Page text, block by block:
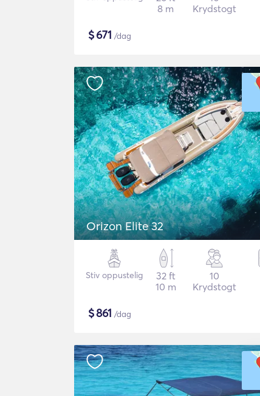
8 m
Krydstogt
$671 /dag
Orizon Elite 32
Stiv oppustelig
32 ft
10 m
10
Krydstogt
$861 /dag